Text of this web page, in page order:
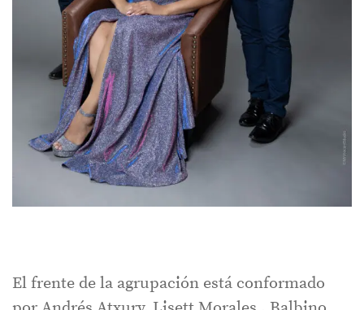
El frente de la agrupación está conformado